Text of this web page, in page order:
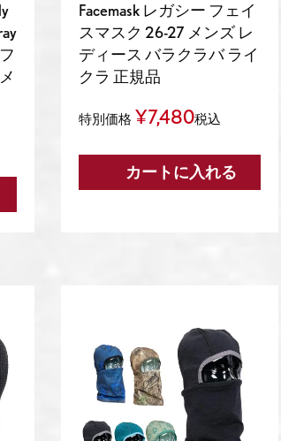
Facemask レガシー フェイ
スマスク 26-27 メンズ レ
ディース バラクラバ ライ
クラ 正規品
特別価格 ¥7,480税込
カートに入れる